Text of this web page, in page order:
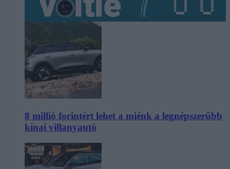
8 millió forintért lehet a miénk a legnépszerűbb
kínai villanyautó